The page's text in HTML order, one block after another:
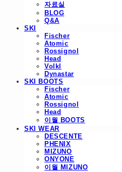
자료실
BLOG
Q&A
SKI
Fischer
Atomic
Rossignol
Head
Volkl
Dynastar
SKI BOOTS
Fischer
Atomic
Rossignol
Head
이월 BOOTS
SKI WEAR
DESCENTE
PHENIX
MIZUNO
ONYONE
이월 MIZUNO